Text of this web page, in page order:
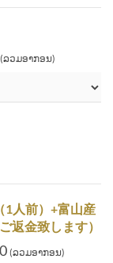
(ລວມອາກອນ)
1人前）+富山産
返金致します）
(ລວມອາກອນ)